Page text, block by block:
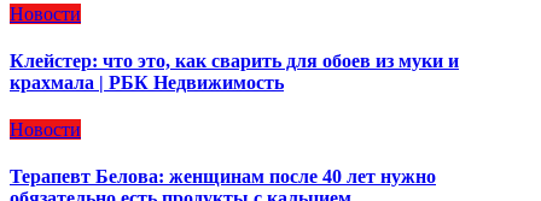
Новости
Клейстер: что это, как сварить для обоев из муки и
крахмала | РБК Недвижимость
Новости
Терапевт Белова: женщинам после 40 лет нужно